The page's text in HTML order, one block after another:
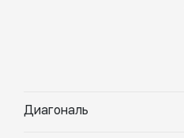
Диагональ